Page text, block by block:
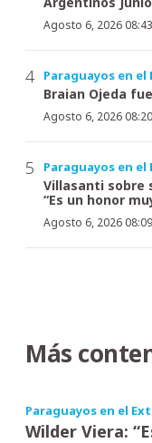
Agosto 6, 2026
Paraguayos en
Braian Ojeda
Agosto 6, 2026
Paraguayos en
Villasanti sobre
“Es un honor
Agosto 6, 2026
Más
Paraguayos en el
Wilder Viera: